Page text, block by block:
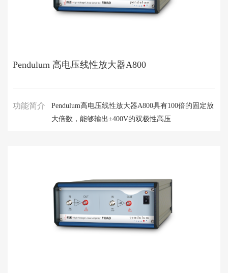
Pendulum 高电压线性放大器A800
功能简介
Pendulum高电压线性放大器A800具有100倍的固定放
大倍数，能够输出±400V的双极性高压